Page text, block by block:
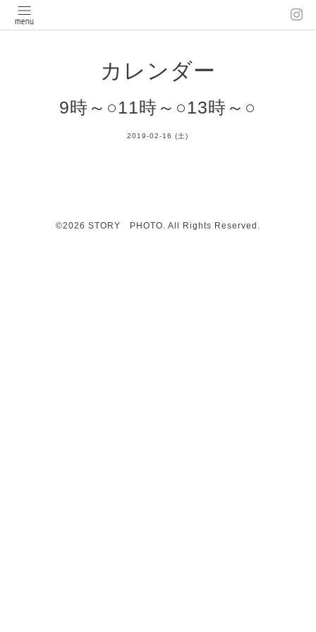
カレンダー
9時～○11時～○13時～○
2019-02-16 (土)
©2026 STORY PHOTO. All Rights Reserved.